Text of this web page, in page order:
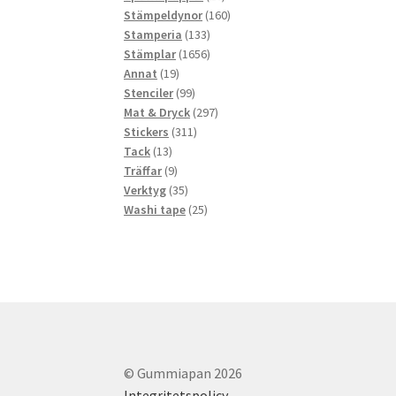
produkter
Stämpeldynor 160160
Stamperia 133133
produkter
Stämplar 16561656
Annat 1919
produkter
Stenciler 9999
produkter
Mat & Dryck 297297
Stickers 311311
Tack 1313
produkter
Träffar 99
produkter
Verktyg 3535
produkter
Washi tape 2525
© Gummiapan 2026